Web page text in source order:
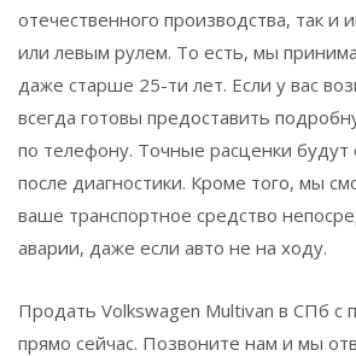
отечественного производства, так и
или левым рулем. То есть, мы
даже старше 25-ти лет. Если у вас
всегда готовы предоставить
по телефону. Точные расценки будут
после диагностики. Кроме того, мы
ваше транспортное средство
аварии, даже если авто не на ходу.
Продать Volkswagen Multivan в СПб с
прямо сейчас. Позвоните нам и мы